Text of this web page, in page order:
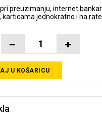
preuzimanju, internet
jednokratno i na rate.
U KOŠARICU